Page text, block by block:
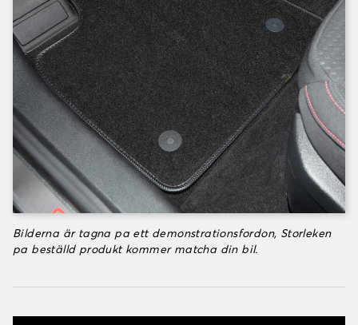
Bilderna är tagna pa ett demonstrationsfordon, Storleken
pa beställd produkt kommer matcha din bil.